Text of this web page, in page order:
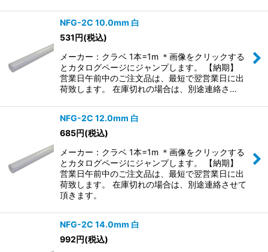
NFG-2C 10.0mm 白
531円(税込)
メーカー：クラベ 1本=1m ＊画像をクリックする
とカタログページにジャンプします。 【納期】
営業日午前中のご注文品は、最短で翌営業日に出
荷致します。 在庫切れの場合は、別途連絡さ…
NFG-2C 12.0mm 白
685円(税込)
メーカー：クラベ 1本=1m ＊画像をクリックする
とカタログページにジャンプします。 【納期】
営業日午前中のご注文品は、最短で翌営業日に出
荷致します。 在庫切れの場合は、別途連絡させて
頂きます。
NFG-2C 14.0mm 白
992円(税込)